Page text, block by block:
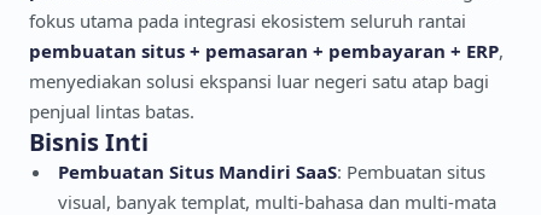
fokus utama pada integrasi ekosistem seluruh rantai
pembuatan situs + pemasaran + pembayaran + ERP,
menyediakan solusi ekspansi luar negeri satu atap bagi
penjual lintas batas.
Bisnis Inti
Pembuatan Situs Mandiri SaaS: Pembuatan situs
visual, banyak templat, multi-bahasa dan multi-mata